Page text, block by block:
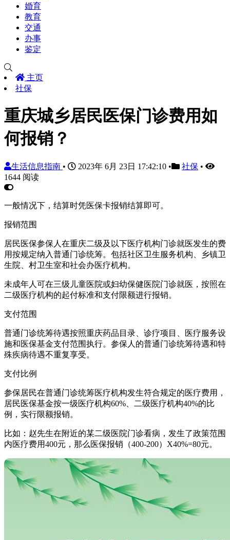
婚育
教育
交通
办事
鉴定
主页
社保
重庆城乡居民医保门诊费用如
何报销？
生活信息指南 • 2023年 6月 23日 17:42:10 • 社保 •
1644 阅读
一般情况下，结算时凭医保卡报销结算即可。
报销范围
居民医保参保人在重庆二级及以下医疗机构门诊就医发生的费
用按规定纳入普通门诊统筹。包括社区卫生服务机构、乡镇卫
生院、村卫生室和社会办医疗机构。
未成年人可在三级儿童医院或妇幼保健医院门诊就医，按照在
二级医疗机构的起付标准和支付限额进行报销。
支付范围
普通门诊统筹待遇按照重庆药品目录、诊疗项目、医疗服务设
施和医保基金支付范围执行。参保人的普通门诊统筹待遇和特
殊疾病待遇不重复享受。
支付比例
参保居民在普通门诊统筹医疗机构发生符合规定的医疗费用，
居民医保基金按一级医疗机构60%、二级医疗机构40%的比
例，实行限额报销。
比如：赵先生在附近的某二级医院门诊看病，发生了政策范围
内医疗费用400元，那么医保报销（400-200）X40%=80元。